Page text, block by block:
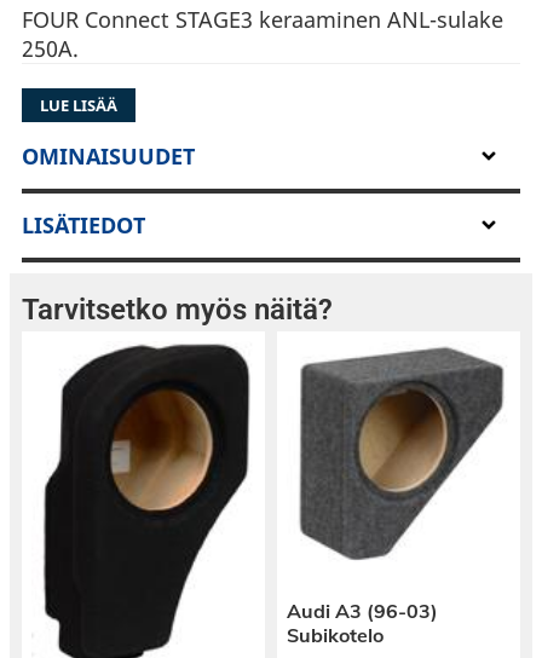
FOUR Connect STAGE3 keraaminen ANL-sulake
250A.
LUE LISÄÄ
OMINAISUUDET
LISÄTIEDOT
Tarvitsetko myös näitä?
Audi A3 (96-03)
Subikotelo